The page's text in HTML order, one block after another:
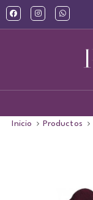
Inicio Productos